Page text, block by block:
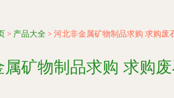
> 产品大全 > 河北非金属矿物制品求购 求购废
属矿物制品求购 求购